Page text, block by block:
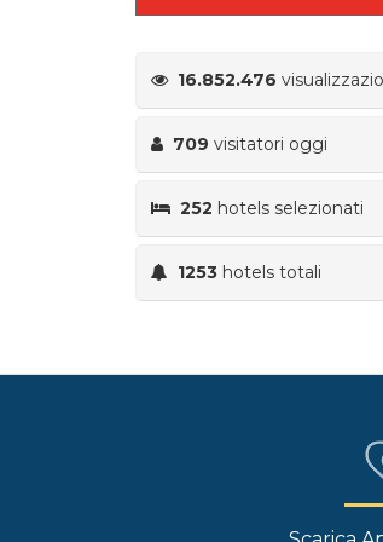
16.852.476
709 visitatori oggi
252 hotels selezionati
1253 hotels totali